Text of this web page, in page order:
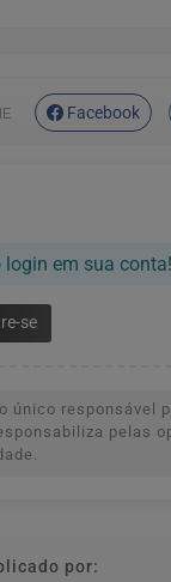
Facebook
login em sua conta!
se
único
pelas
por: